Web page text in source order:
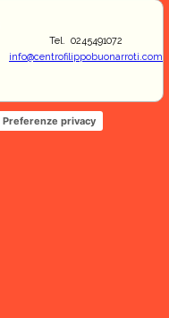
Tel. 0245491072
info@centrofilippobuonarroti.com
Preferenze privacy